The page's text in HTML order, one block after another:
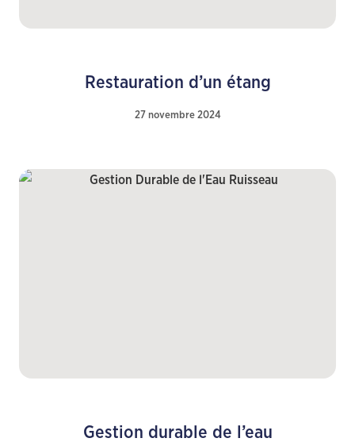
Restauration d’un étang
27 novembre 2024
Gestion durable de l’eau